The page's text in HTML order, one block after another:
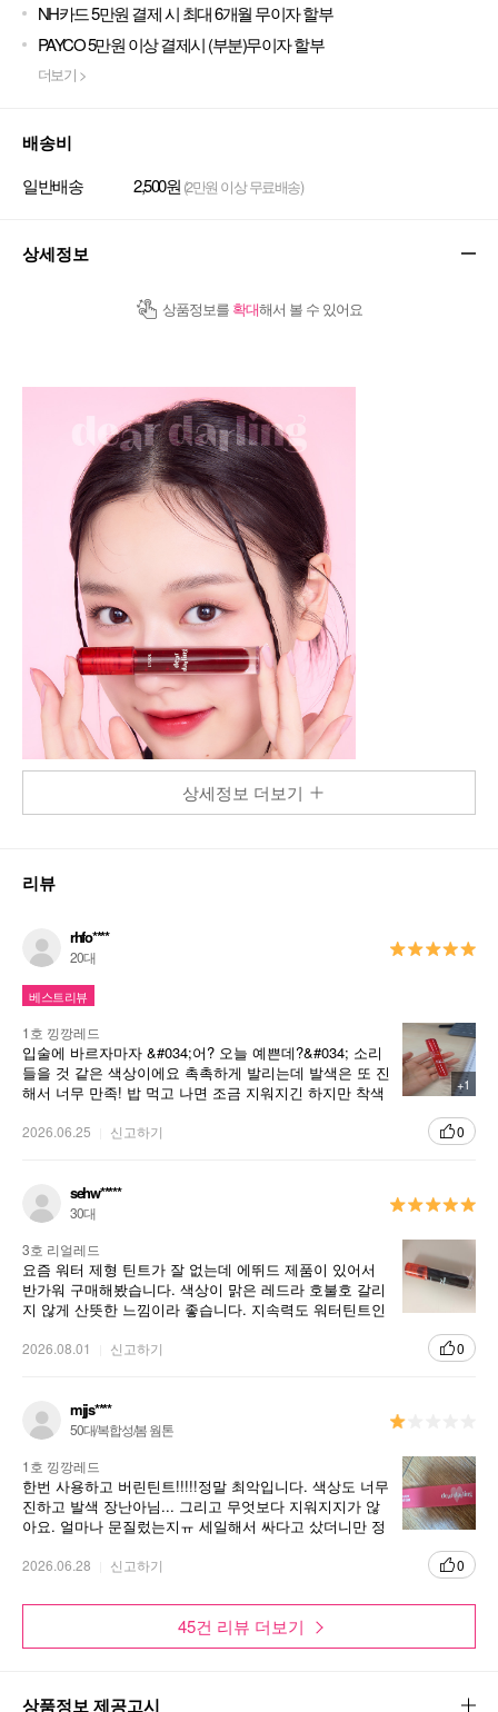
NH카드 5만원 결제 시 최대 6개월 무이자 할부
PAYCO 5만원 이상 결제시 (부분)무이자 할부
더보기 >
배송비
일반배송 2,500원 (2만원 이상 무료배송)
상세정보
상품정보를 확대해서 볼 수 있어요
상세정보 더보기
리뷰
rhfo****
20대
베스트리뷰
+1
1호 낑깡레드
입술에 바르자마자 &#034;어? 오늘 예쁜데?&#034; 소리
들을 것 같은 색상이에요 촉촉하게 발리는데 발색은 또 진
해서 너무 만족! 밥 먹고 나면 조금 지워지긴 하지만 착색
중입니다. 깡깡레드 이름처럼 아주 깡(?) 있는 레드❤️ㅎㅎ
2026.06.25 신고하기 0
sehw*****
30대
3호 리얼레드
요즘 워터 제형 틴트가 잘 없는데 에뛰드 제품이 있어서
반가워 구매해봤습니다. 색상이 맑은 레드라 호불호 갈리
지 않게 산뜻한 느낌이라 좋습니다. 지속력도 워터틴트인
2026.08.01 신고하기 0
mjjs****
50대/복합성/봄 웜톤
1호 낑깡레드
한번 사용하고 버린틴트!!!!!정말 최악입니다. 색상도 너무
진하고 발색 장난아님... 그리고 무엇보다 지워지지가 않
아요. 얼마나 문질렀는지ㅠ 세일해서 싸다고 샀더니만 정
2026.06.28 신고하기 0
45건 리뷰 더보기
상품정보 제공고시